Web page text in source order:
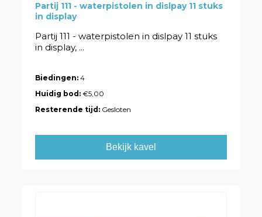
Partij 111 - waterpistolen in dislpay 11 stuks
in display
Partij 111 - waterpistolen in dislpay 11 stuks
in display, ...
Biedingen: 4
Huidig bod:€5,00
Resterende tijd: Gesloten
Bekijk kavel